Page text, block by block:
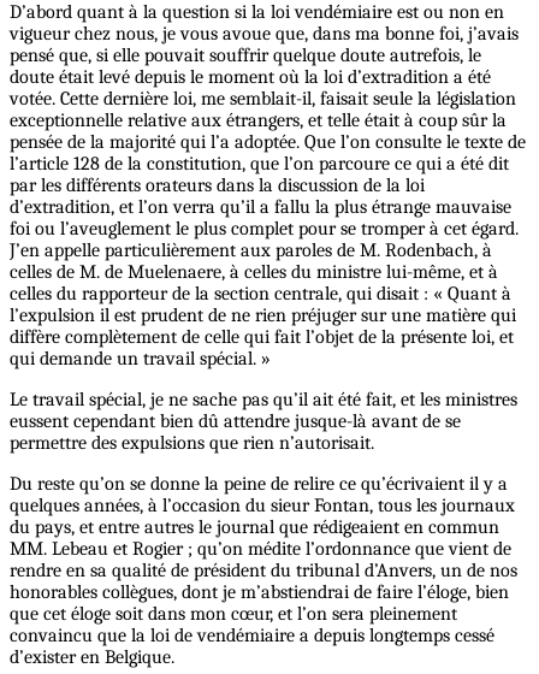
D’abord quant à la question si la loi vendémiaire est ou non en
vigueur chez nous, je vous avoue que, dans ma bonne foi, j’avais
pensé que, si elle pouvait souffrir quelque doute autrefois, le
doute était levé depuis le moment où la loi d’extradition a été
votée. Cette dernière loi, me semblait-il, faisait seule la législation
exceptionnelle relative aux étrangers, et telle était à coup sûr la
pensée de la majorité qui l’a adoptée. Que l’on consulte le texte de
l’article 128 de la constitution, que l’on parcoure ce qui a été dit
par les différents orateurs dans la discussion de la loi
d’extradition, et l’on verra qu’il a fallu la plus étrange mauvaise
foi ou l’aveuglement le plus complet pour se tromper à cet égard.
J’en appelle particulièrement aux paroles de M. Rodenbach, à
celles de M. de Muelenaere, à celles du ministre lui-même, et à
celles du rapporteur de la section centrale, qui disait : « Quant à
l’expulsion il est prudent de ne rien préjuger sur une matière qui
diffère complètement de celle qui fait l’objet de la présente loi, et
qui demande un travail spécial. »
Le travail spécial, je ne sache pas qu’il ait été fait, et les ministres
eussent cependant bien dû attendre jusque-là avant de se
permettre des expulsions que rien n’autorisait.
Du reste qu’on se donne la peine de relire ce qu’écrivaient il y a
quelques années, à l’occasion du sieur Fontan, tous les journaux
du pays, et entre autres le journal que rédigeaient en commun
MM. Lebeau et Rogier ; qu’on médite l’ordonnance que vient de
rendre en sa qualité de président du tribunal d’Anvers, un de nos
honorables collègues, dont je m’abstiendrai de faire l’éloge, bien
que cet éloge soit dans mon cœur, et l’on sera pleinement
convaincu que la loi de vendémiaire a depuis longtemps cessé
d’exister en Belgique.